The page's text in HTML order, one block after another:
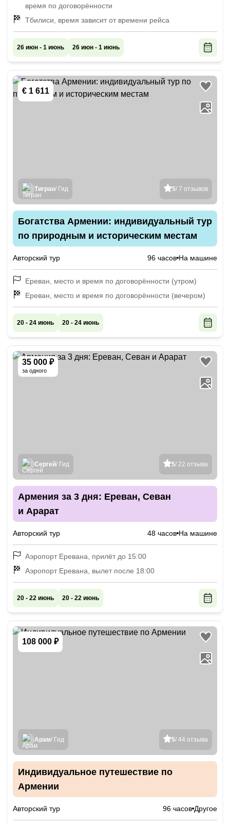
время по договорённости
Тбилиси, время зависит от времени рейса
26 июн - 1 июнь 26 июн - 1 июнь
€ 1 611
5/ 7 отзывов
Тигран/ Гид
Богатства Армении: индивидуальный тур
по природным и историческим местам
Авторский тур 96 часов На машине
Ереван, место и время по договорённости (утром)
Ереван, место и время по договорённости (вечером)
20 - 24 июнь 20 - 24 июнь
35 000 ₽
за одного
5/ 22 отзыва
Сергей/ Гид
Армения за 3 дня: Ереван, Севан
и Арарат
Авторский тур 48 часов На машине
Аэропорт Еревана, прилёт до 15:00
Аэропорт Еревана, вылет после 18:00
20 - 22 июнь 20 - 22 июнь
108 000 ₽
5/ 44 отзыва
Арам/ Гид
Индивидуальное путешествие по
Армении
Авторский тур 96 часов Другое